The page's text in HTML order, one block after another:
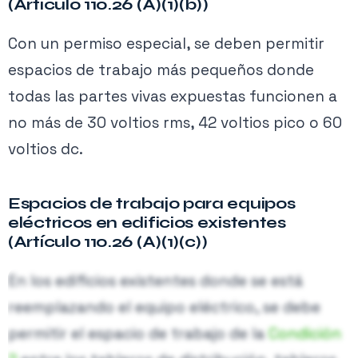
Figura 3. Espacios de trabajo detrás de tableros eléctricos para
sustitución de equipos no eléctricos (Filtros etc)
Ver planes →
(Articulo 110.26 (A)(1)(b))
Con un permiso especial, se deben permitir
espacios de trabajo más pequeños donde
todas las partes vivas expuestas funcionen a
no más de 30 voltios rms, 42 voltios pico o 60
voltios dc.
Espacios de trabajo para equipos
eléctricos en edificios existentes
(Artículo 110.26 (A)(1)(c))
En los edificios existentes donde se está
reemplazando el equipo eléctrico, se debe
permitir el espacio de trabajo de laCondición